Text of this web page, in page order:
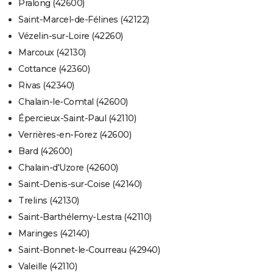
Pralong (42600)
Saint-Marcel-de-Félines (42122)
Vézelin-sur-Loire (42260)
Marcoux (42130)
Cottance (42360)
Rivas (42340)
Chalain-le-Comtal (42600)
Épercieux-Saint-Paul (42110)
Verrières-en-Forez (42600)
Bard (42600)
Chalain-d'Uzore (42600)
Saint-Denis-sur-Coise (42140)
Trelins (42130)
Saint-Barthélemy-Lestra (42110)
Maringes (42140)
Saint-Bonnet-le-Courreau (42940)
Valeille (42110)